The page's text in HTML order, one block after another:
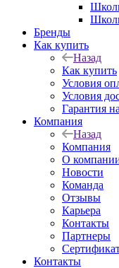
Бренды
Как купить
Назад
Как купить
Условия
Условия
Гарантия
Компания
Назад
Компания
О
Новости
Команда
Отзывы
Карьера
Контакты
Партнеры
Контакты